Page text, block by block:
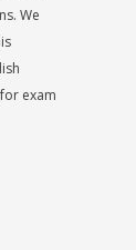
We
exam